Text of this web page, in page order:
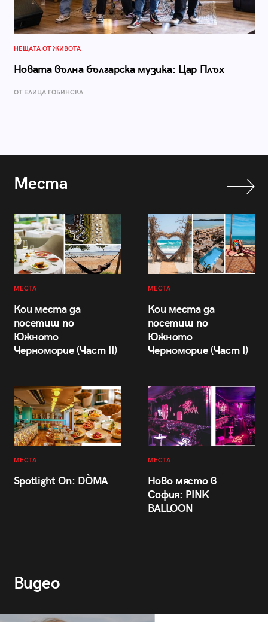
НЕЩАТА ОТ ЖИВОТА
Новата вълна българска музика: Цар Плъх
ОТ ЕЛИЦА ГОБИНСКА
Места
МЕСТА
Кои места да
посетиш по
Южното
Черноморие (Част II)
МЕСТА
Кои места да
посетиш по
Южното
Черноморие (Част I)
МЕСТА
Spotlight On: DÒMA
МЕСТА
Ново място в
София: PINK
BALLOON
Видео